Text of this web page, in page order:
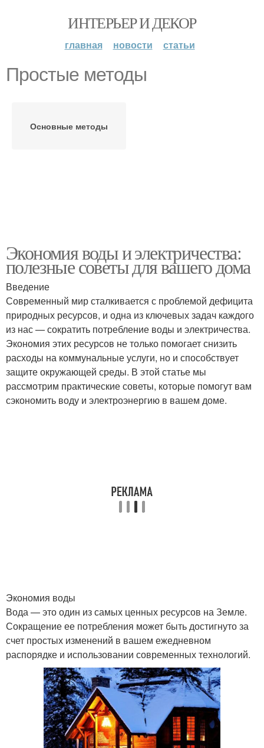
ИНТЕРЬЕР И ДЕКОР
главная новости статьи
Простые методы
Основные методы
Экономия воды и электричества:
полезные советы для вашего дома
Введение
Современный мир сталкивается с проблемой дефицита
природных ресурсов, и одна из ключевых задач каждого
из нас — сократить потребление воды и электричества.
Экономия этих ресурсов не только помогает снизить
расходы на коммунальные услуги, но и способствует
защите окружающей среды. В этой статье мы
рассмотрим практические советы, которые помогут вам
сэкономить воду и электроэнергию в вашем доме.
Экономия воды
Вода — это один из самых ценных ресурсов на Земле.
Сокращение ее потребления может быть достигнуто за
счет простых изменений в вашем ежедневном
распорядке и использовании современных технологий.